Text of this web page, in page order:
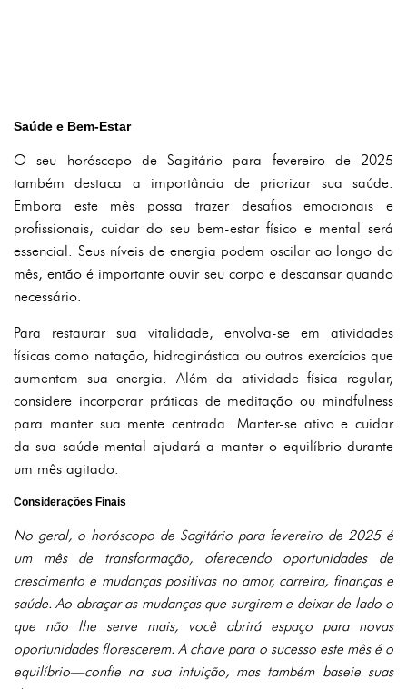
Saúde e Bem-Estar
O seu horóscopo de Sagitário para fevereiro de 2025
também destaca a importância de priorizar sua saúde.
Embora este mês possa trazer desafios emocionais e
profissionais, cuidar do seu bem-estar físico e mental será
essencial. Seus níveis de energia podem oscilar ao longo do
mês, então é importante ouvir seu corpo e descansar quando
necessário.
Para restaurar sua vitalidade, envolva-se em atividades
físicas como natação, hidroginástica ou outros exercícios que
aumentem sua energia. Além da atividade física regular,
considere incorporar práticas de meditação ou mindfulness
para manter sua mente centrada. Manter-se ativo e cuidar
da sua saúde mental ajudará a manter o equilíbrio durante
um mês agitado.
Considerações Finais
No geral, o horóscopo de Sagitário para fevereiro de 2025 é
um mês de transformação, oferecendo oportunidades de
crescimento e mudanças positivas no amor, carreira, finanças e
saúde. Ao abraçar as mudanças que surgirem e deixar de lado o
que não lhe serve mais, você abrirá espaço para novas
oportunidades florescerem. A chave para o sucesso este mês é o
equilíbrio—confie na sua intuição, mas também baseie suas